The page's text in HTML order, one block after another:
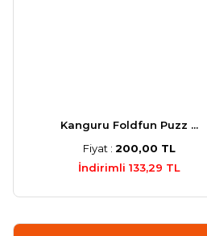
Kanguru Foldfun Puzz ...
Fiyat : 200,00 TL
İndirimli 133,29 TL